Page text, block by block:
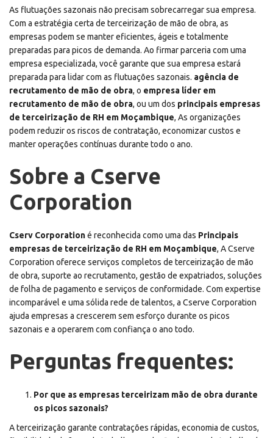
As flutuações sazonais não precisam sobrecarregar sua empresa.
Com a estratégia certa de terceirização de mão de obra, as
empresas podem se manter eficientes, ágeis e totalmente
preparadas para picos de demanda. Ao firmar parceria com uma
empresa especializada, você garante que sua empresa estará
preparada para lidar com as flutuações sazonais. agência de
recrutamento de mão de obra, o empresa líder em
recrutamento de mão de obra, ou um dos principais empresas
de terceirização de RH em Moçambique, As organizações
podem reduzir os riscos de contratação, economizar custos e
manter operações contínuas durante todo o ano.
Sobre a Cserve
Corporation
Cserv Corporationé reconhecida como uma das Principais
empresas de terceirização de RH em Moçambique, A Cserve
Corporation oferece serviços completos de terceirização de mão
de obra, suporte ao recrutamento, gestão de expatriados, soluções
de folha de pagamento e serviços de conformidade. Com expertise
incomparável e uma sólida rede de talentos, a Cserve Corporation
ajuda empresas a crescerem sem esforço durante os picos
sazonais e a operarem com confiança o ano todo.
Perguntas frequentes:
Por que as empresas terceirizam mão de obra durante
os picos sazonais?
A terceirização garante contratações rápidas, economia de custos,